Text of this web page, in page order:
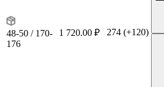
48-50 / 170-
176
1 720.00 ₽ 274 (+120)